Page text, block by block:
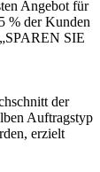
Angebot für
% der Kunden
SIE
der
Auftragstyp
erzielt